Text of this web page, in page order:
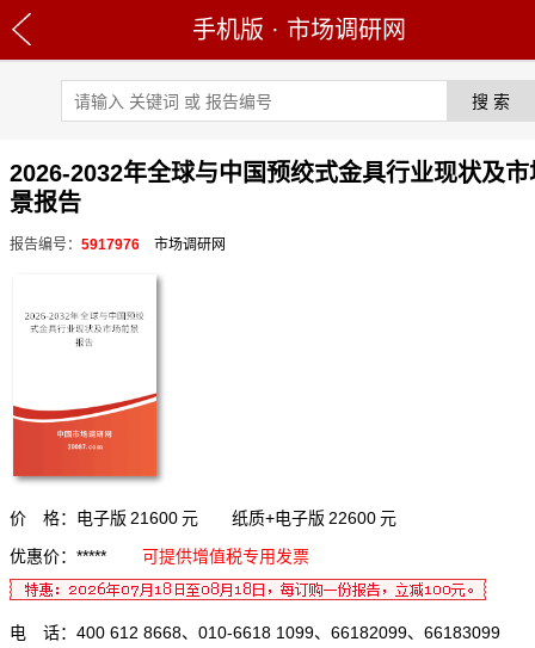
手机版 · 市场调研网
2026-2032年全球与中国预绞式金具行业现状及市
景报告
报告编号： 5917976 市场调研网
价 格：电子版 21600 元 纸质+电子版 22600 元
优惠价：*****
可提供增值税专用发票
电 话：400 612 8668、010-6618 1099、66182099、66183099